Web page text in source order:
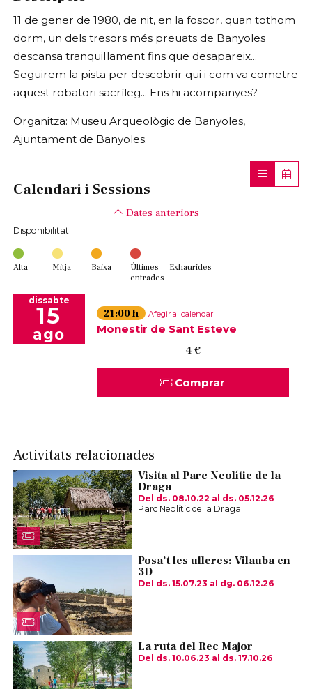
11 de gener de 1980, de nit, en la foscor, quan tothom
dorm, un dels tresors més preuats de Banyoles
descansa tranquil·lament fins que desapareix...
Seguirem la pista per descobrir qui i com va cometre
aquest robatori sacríleg... Ens hi acompanyes?
Organitza: Museu Arqueològic de Banyoles,
Ajuntament de Banyoles.
Calendari i Sessions
Dates anteriors
Disponibilitat
Alta Mitja Baixa
Últimes
entrades
Exhaurides
dissabte
15
ago
21:00 h Afegir al calendari
Monestir de Sant Esteve
4 €
Comprar
Activitats relacionades
Visita al Parc Neolític de la
Draga
Del ds. 08.10.22 al ds. 05.12.26
Parc Neolític de la Draga
Posa’t les ulleres: Vilauba en
3D
Del ds. 15.07.23 al dg. 06.12.26
La ruta del Rec Major
Del ds. 10.06.23 al ds. 17.10.26